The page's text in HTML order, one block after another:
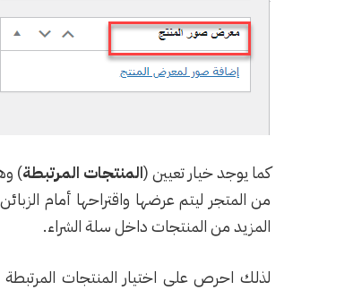
كما يوجد خيار تعيين (المنتجات المرتبطة)
من المتجر ليتم عرضها واقتراحها أمام
المزيد من المنتجات داخل سلة الشراء.
لذلك احرص على اختيار المنتجات